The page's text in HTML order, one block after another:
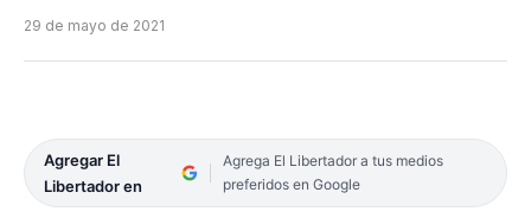
29 de mayo de 2021
Agregar El
Libertador en
Agrega El Libertador a tus medios
preferidos en Google